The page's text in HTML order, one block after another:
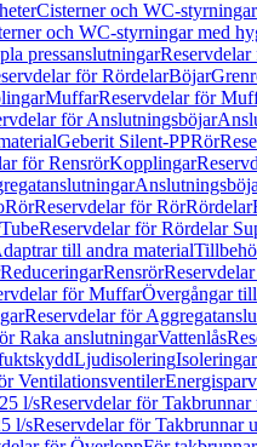
Cisterner och WC-
och WC-styrningar med
pressanslutningar
för RördelarBöjar
MuffarReservdelar för
för Anslutningsböjar
Geberit Silent-PPRör
för RensrörKopplingar
RörReservdelar för RörRördelar
Reservdelar för Rördelar
till andra material
ReduceringarRensrör
för MuffarÖvergångar
Reservdelar för
Raka anslutningarVattenlås
Ljudisolering
Ventilationsventiler
l/sReservdelar för
l/sReservdelar för Takbrunnar